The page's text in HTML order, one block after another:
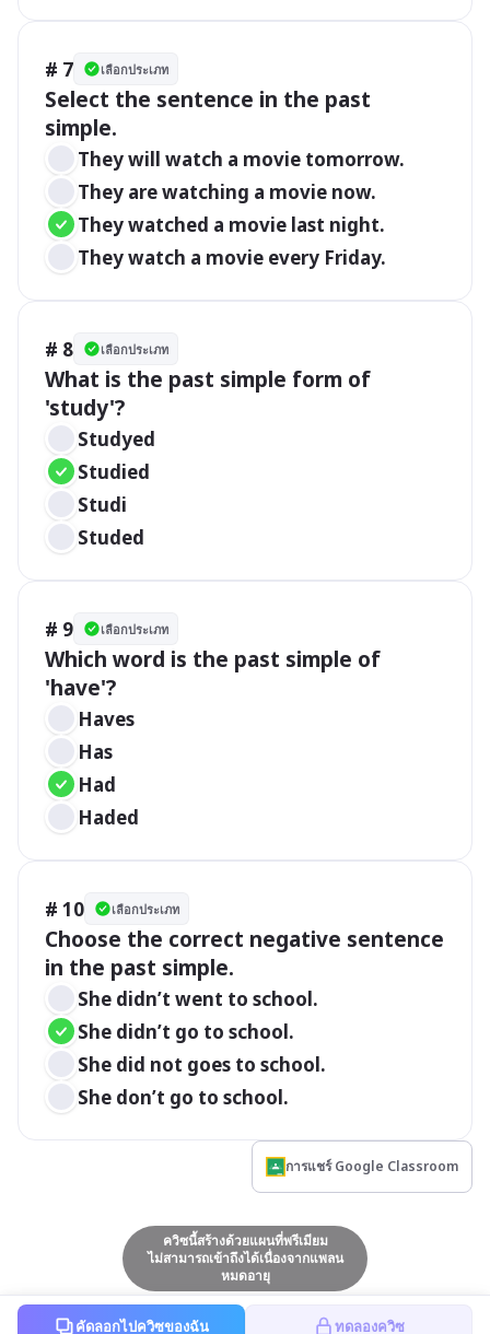
# 7 เลือกประเภท
Select the sentence in the past
simple.
They will watch a movie tomorrow.
They are watching a movie now.
They watched a movie last night.
They watch a movie every Friday.
# 8 เลือกประเภท
What is the past simple form of
'study'?
Studyed
Studied
Studi
Studed
# 9 เลือกประเภท
Which word is the past simple of
'have'?
Haves
Has
Had
Haded
# 10 เลือกประเภท
Choose the correct negative sentence
in the past simple.
She didn’t went to school.
She didn’t go to school.
She did not goes to school.
She don’t go to school.
การแชร์ Google Classroom
ควิซนี้สร้างด้วยแผนที่พรีเมียม
ไม่สามารถเข้าถึงได้เนื่องจากแพลน
หมดอายุ
คัดลอกไปควิซของฉัน ทดลองควิซ